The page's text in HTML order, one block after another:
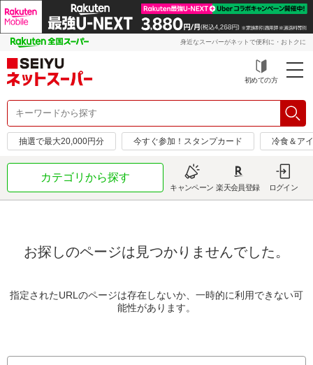
身近なスーパーがネットで便利に・おトクに
初めての方
抽選で最大20,000円分 今すぐ参加！スタンプカード 冷食＆ア
カテゴリから探す
キャンペーン 楽天会員登録 ログイン
お探しのページは見つかりませんでした。
指定されたURLのページは存在しないか、一時的に利用できない可
能性があります。